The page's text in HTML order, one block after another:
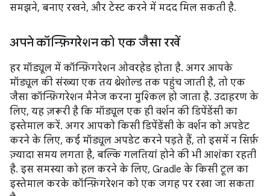
समझने, बनाए रखने, और टेस्ट करने में मदद मिल सकती है.
अपने कॉन्फ़िगरेशन को एक जैसा रखें
हर मॉड्यूल में कॉन्फ़िगरेशन ओवरहेड होता है. अगर आपके
मॉड्यूल की संख्या एक तय थ्रेशोल्ड तक पहुंच जाती है, तो एक
जैसा कॉन्फ़िगरेशन मैनेज करना मुश्किल हो जाता है. उदाहरण के
लिए, यह ज़रूरी है कि मॉड्यूल एक ही वर्शन की डिपेंडेंसी का
इस्तेमाल करें. अगर आपको किसी डिपेंडेंसी के वर्शन को अपडेट
करने के लिए, कई मॉड्यूल अपडेट करने पड़ते हैं, तो इसमें न सिर्फ़
ज़्यादा समय लगता है, बल्कि गलतियां होने की भी आशंका रहती
है. इस समस्या को हल करने के लिए, Gradle के किसी टूल का
इस्तेमाल करके कॉन्फ़िगरेशन को एक जगह पर रखा जा सकता